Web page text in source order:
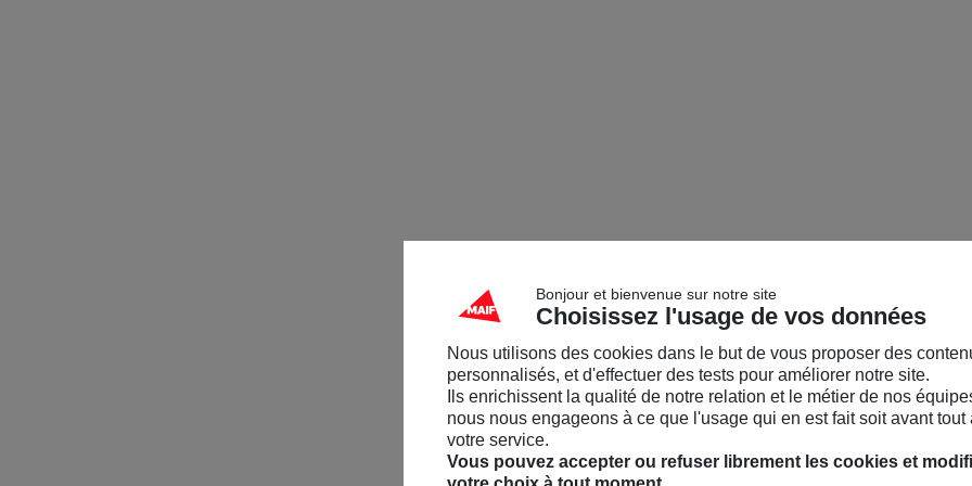
Bonjour et bienvenue sur notre site
Choisissez l'usage de vos données
Nous utilisons des cookies dans le but de vous proposer des
personnalisés, et d'effectuer des tests pour améliorer notre site.
Ils enrichissent la qualité de notre relation et le métier de nos
nous nous engageons à ce que l'usage qui en est fait soit avant tout
votre service.
Vous pouvez accepter ou refuser librement les cookies et